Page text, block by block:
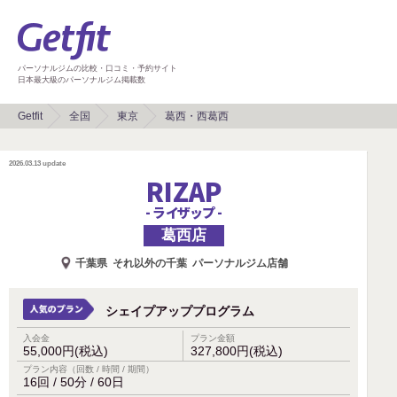
パーソナルジムの比較・口コミ・予約サイト
日本最大級のパーソナルジム掲載数
Getfit 全国 東京 葛西・西葛西
2026.03.13 update
RIZAP
- ライザップ -
葛西店
千葉県 それ以外の千葉 パーソナルジム店舗
シェイプアッププログラム
入会金
55,000円(税込)
プラン金額
327,800円(税込)
プラン内容（回数 / 時間 / 期間）
16回 / 50分 / 60日